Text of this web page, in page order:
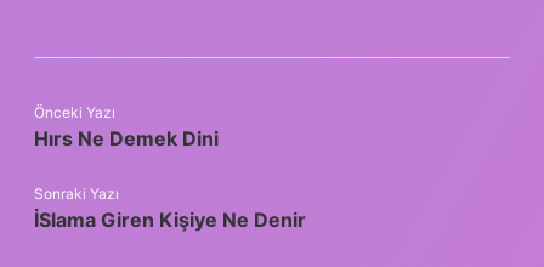
Önceki Yazı
Hırs Ne Demek Dini
Sonraki Yazı
İSlama Giren Kişiye Ne Denir